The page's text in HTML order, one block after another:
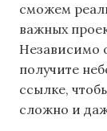
сможем
важных
Независимо
получите
ссылке,
сложно и